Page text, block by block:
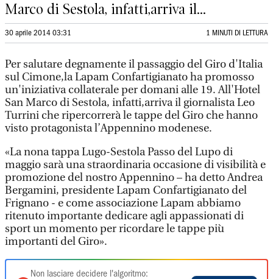
Marco di Sestola, infatti,arriva il...
30 aprile 2014 03:31 1 MINUTI DI LETTURA
Per salutare degnamente il passaggio del Giro d'Italia
sul Cimone,la Lapam Confartigianato ha promosso
un'iniziativa collaterale per domani alle 19. All'Hotel
San Marco di Sestola, infatti,arriva il giornalista Leo
Turrini che ripercorrerà le tappe del Giro che hanno
visto protagonista l’Appennino modenese.
«La nona tappa Lugo-Sestola Passo del Lupo di
maggio sarà una straordinaria occasione di visibilità e
promozione del nostro Appennino – ha detto Andrea
Bergamini, presidente Lapam Confartigianato del
Frignano - e come associazione Lapam abbiamo
ritenuto importante dedicare agli appassionati di
sport un momento per ricordare le tappe più
importanti del Giro».
Non lasciare decidere l'algoritmo: